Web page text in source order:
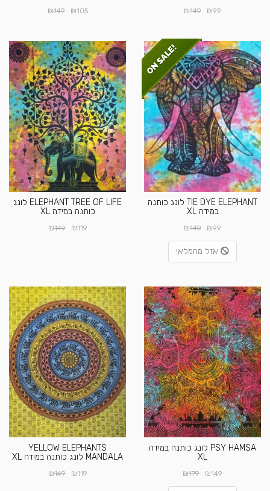
₪99
₪149
₪105
₪149
TIE DYE ELEPHANT לונג כותנה
במידה XL
₪99
₪149
אזל מהמלאי
ELEPHANT TREE OF LIFE לונג
כותנה במידה XL
₪119
₪149
PSY HAMSA לונג כותנה במידה
XL
₪149
₪179
YELLOW ELEPHANTS
MANDALA לונג כותנה במידה XL
₪119
₪149